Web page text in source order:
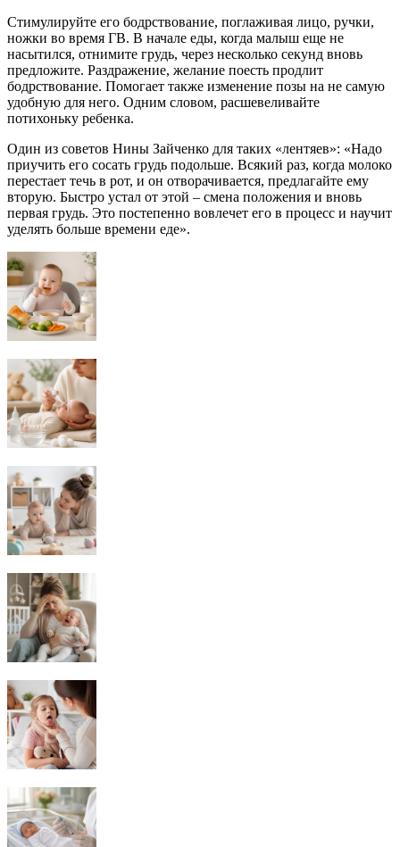
Стимулируйте его бодрствование, поглаживая лицо, ручки,
ножки во время ГВ. В начале еды, когда малыш еще не
насытился, отнимите грудь, через несколько секунд вновь
предложите. Раздражение, желание поесть продлит
бодрствование. Помогает также изменение позы на не самую
удобную для него. Одним словом, расшевеливайте
потихоньку ребенка.
Один из советов Нины Зайченко для таких «лентяев»: «Надо
приучить его сосать грудь подольше. Всякий раз, когда молоко
перестает течь в рот, и он отворачивается, предлагайте ему
вторую. Быстро устал от этой – смена положения и вновь
первая грудь. Это постепенно вовлечет его в процесс и научит
уделять больше времени еде».